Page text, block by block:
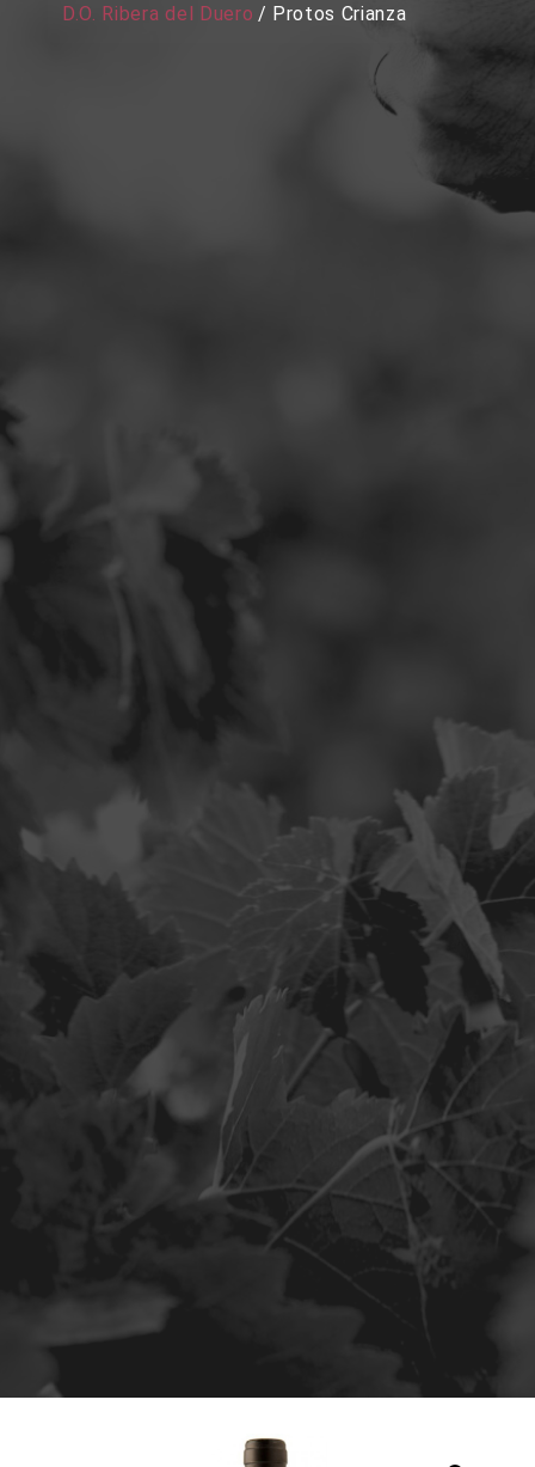
D.O. Ribera del Duero / Protos Crianza